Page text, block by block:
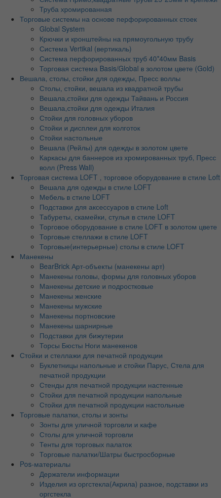
Труба хромированная
Торговые системы на основе перфорированных стоек
Global System
Крючки и кронштейны на прямоугольную трубу
Система Vertikal (вертикаль)
Система перфорированных труб 40*40мм Basis
Торговая система Basis/Global в золотом цвете (Gold)
Вешала, столы, стойки для одежды, Пресс воллы
Столы, стойки, вешала из квадратной трубы
Вешала,стойки для одежды Тайвань и Россия
Вешала,стойки для одежды Италия
Стойки для головных уборов
Стойки и дисплеи для колготок
Стойки настольные
Вешала (Рейлы) для одежды в золотом цвете
Каркасы для баннеров из хромированных труб, Пресс
волл (Press Wall)
Торговая система LOFT , торговое оборудование в стиле Loft
Вешала для одежды в стиле LOFT
Мебель в стиле LOFT
Подставки для аксессуаров в стиле Loft
Табуреты, скамейки, стулья в стиле LOFT
Торговое оборудование в стиле LOFT в золотом цвете
Торговые стеллажи в стиле LOFT
Торговые(интерьерные) столы в стиле LOFT
Манекены
BearBrick Арт-объекты (манекены арт)
Манекены головы, формы для головных уборов
Манекены детские и подростковые
Манекены женские
Манекены мужские
Манекены портновские
Манекены шарнирные
Подставки для бижутерии
Торсы Бюсты Ноги манекенов
Стойки и стеллажи для печатной продукции
Буклетницы напольные и стойки Парус, Стела для
печатной продукции
Стенды для печатной продукции настенные
Стойки для печатной продукции напольные
Стойки для печатной продукции настольные
Торговые палатки, столы и зонты
Зонты для уличной торговли и кафе
Столы для уличной торговли
Тенты для торговых палаток
Торговые палатки/Шатры быстросборные
Pos-материалы
Держатели информации
Изделия из оргстекла(Акрила) разное, подставки из
оргстекла